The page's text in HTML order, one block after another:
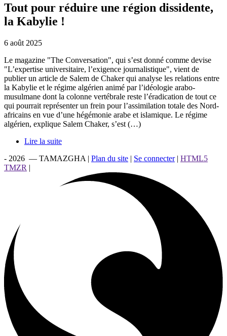
Tout pour réduire une région dissidente,
la Kabylie !
6 août 2025
Le magazine "The Conversation", qui s’est donné comme devise
"L’expertise universitaire, l’exigence journalistique", vient de
publier un article de Salem de Chaker qui analyse les relations entre
la Kabylie et le régime algérien animé par l’idéologie arabo-
musulmane dont la colonne vertébrale reste l’éradication de tout ce
qui pourrait représenter un frein pour l’assimilation totale des Nord-
africains en vue d’une hégémonie arabe et islamique. Le régime
algérien, explique Salem Chaker, s’est (…)
Lire la suite
- 2026 — TAMAZGHA | Plan du site | Se connecter| HTML5
TMZR |